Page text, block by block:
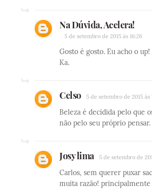
Na Dúvida, Acelera!
5 de setembro de 2015 às 16:26
Gosto é gosto. Eu acho o
Ka.
Celso 5 de setembro de 2015 às
Beleza é decidida pelo que
não pelo seu próprio pensar.
Josy lima 5 de setembro de
Carlos, sem querer puxar
muita razão! principalmente